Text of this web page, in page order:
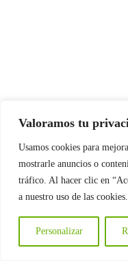
Valoramos tu
Usamos cookies para
mostrarle anuncios o
tráfico. Al hacer clic en
a nuestro uso de las cookies.
Personalizar